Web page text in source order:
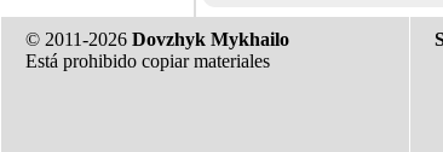
© 2011-2026 Dovzhyk Mykhailo
Está prohibido copiar materiales